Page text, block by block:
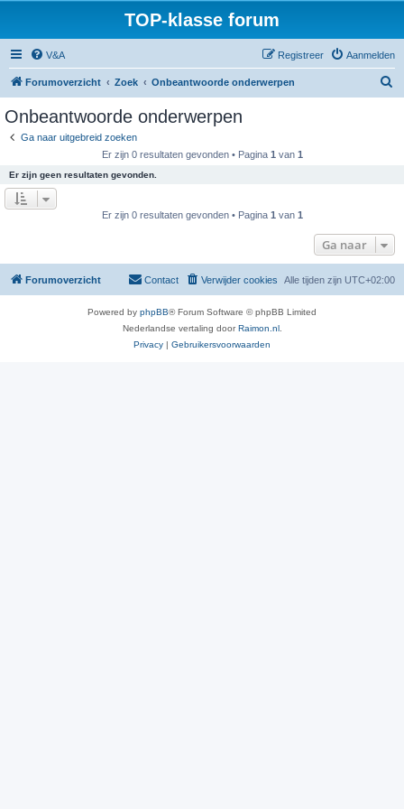
TOP-klasse forum
V&A Aanmelden
Registreer
Forumoverzicht Zoek Onbeantwoorde onderwerpen
Onbeantwoorde onderwerpen
Ga naar uitgebreid zoeken
Er zijn 0 resultaten gevonden • Pagina 1 van 1
Er zijn geen resultaten gevonden.
Er zijn 0 resultaten gevonden • Pagina 1 van 1
Ga naar
Forumoverzicht Alle tijden zijn UTC+02:00
Verwijder cookies
Contact
Powered by phpBB® Forum Software © phpBB Limited
Nederlandse vertaling doorRaimon.nl.
Privacy | Gebruikersvoorwaarden